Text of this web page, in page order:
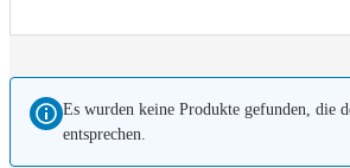
Es wurden keine Produkte gefunden, die
entsprechen.